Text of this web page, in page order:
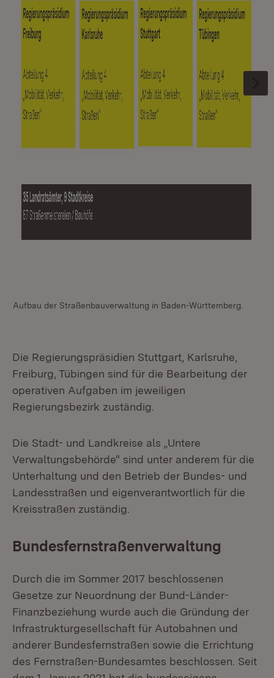
Aufbau der Straßenbauverwaltung in Baden-Württemberg.
Die Regierungspräsidien Stuttgart, Karlsruhe,
Freiburg, Tübingen sind für die Bearbeitung der
operativen Aufgaben im jeweiligen
Regierungsbezirk zuständig.
Die Stadt- und Landkreise als „Untere
Verwaltungsbehörde" sind unter anderem für die
Unterhaltung und den Betrieb der Bundes- und
Landesstraßen und eigenverantwortlich für die
Kreisstraßen zuständig.
Bundesfernstraßenverwaltung
Durch die im Sommer 2017 beschlossenen
Gesetze zur Neuordnung der Bund-Länder-
Finanzbeziehung wurde auch die Gründung der
Infrastrukturgesellschaft für Autobahnen und
anderer Bundesfernstraßen sowie die Errichtung
des Fernstraßen-Bundesamtes beschlossen. Seit